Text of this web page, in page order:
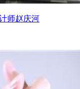
师赵庆河